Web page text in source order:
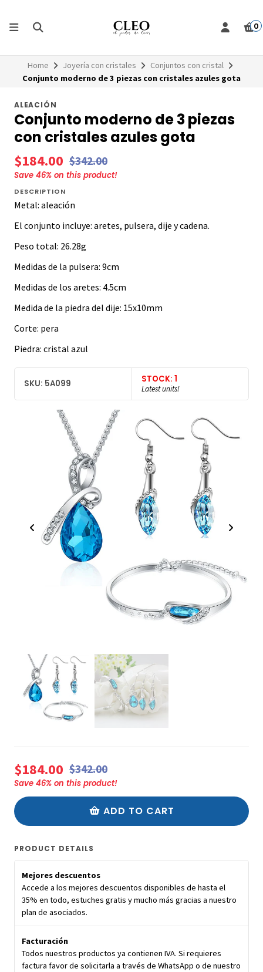
0
Home Joyería con cristales
Conjuntos con cristal
Conjunto moderno de 3 piezas con cristales azules gota
ALEACIÓN
Conjunto moderno de 3 piezas
con cristales azules gota
$184.00 $342.00
Save 46% on this product!
DESCRIPTION
Metal: aleación
El conjunto incluye: aretes, pulsera, dije y cadena.
Peso total: 26.28g
Medidas de la pulsera: 9cm
Medidas de los aretes: 4.5cm
Medida de la piedra del dije: 15x10mm
Corte: pera
Piedra: cristal azul
SKU: 5A099 STOCK: 1
Latest units!
$184.00 $342.00
Save 46% on this product!
ADD TO CART
PRODUCT DETAILS
Mejores descuentos
Accede a los mejores descuentos disponibles de hasta el
35% en todo, estuches gratis y mucho más gracias a nuestro
plan de asociados.
Facturación
Todos nuestros productos ya contienen IVA. Si requieres
factura favor de solicitarla a través de WhatsApp o de nuestro